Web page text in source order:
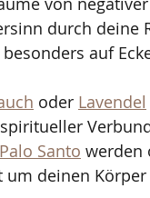
durch deine
auf
oder Lavendel
Palo Santo werden
um deinen